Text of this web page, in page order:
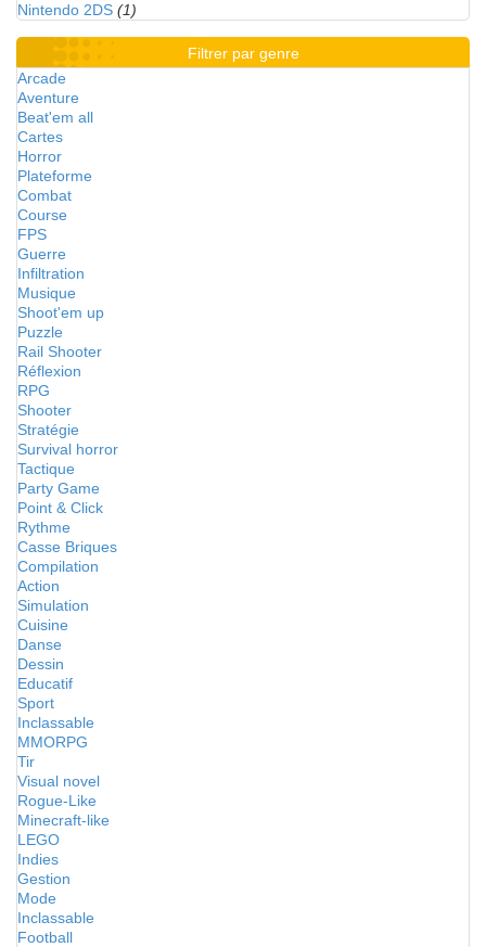
Nintendo 2DS (1)
Filtrer par genre
Arcade
Aventure
Beat'em all
Cartes
Horror
Plateforme
Combat
Course
FPS
Guerre
Infiltration
Musique
Shoot'em up
Puzzle
Rail Shooter
Réflexion
RPG
Shooter
Stratégie
Survival horror
Tactique
Party Game
Point & Click
Rythme
Casse Briques
Compilation
Action
Simulation
Cuisine
Danse
Dessin
Educatif
Sport
Inclassable
MMORPG
Tir
Visual novel
Rogue-Like
Minecraft-like
LEGO
Indies
Gestion
Mode
Inclassable
Football